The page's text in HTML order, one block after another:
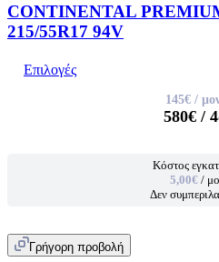
CONTINENTAL
215/55R17 94V
Επιλογές
145€ /
580€/
Κόστος
5,00€ /
Δεν
Γρήγορη προβολή